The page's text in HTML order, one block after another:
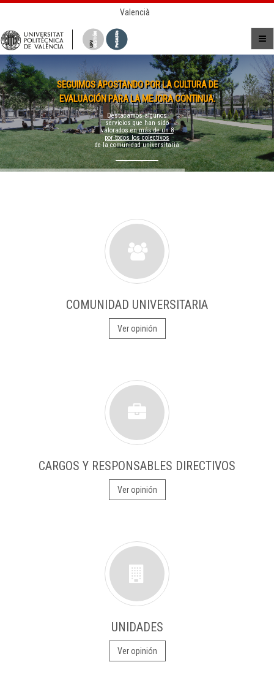
Valencià
SEGUIMOS APOSTANDO POR LA CULTURA DE
EVALUACIÓN PARA LA MEJORA CONTINUA.
Destacamos algunos
servicios que han sido
valorados enmás de un 8
por todos los colectivos
de la comunidad universitaria
COMUNIDAD UNIVERSITARIA
Ver opinión
CARGOS Y RESPONSABLES DIRECTIVOS
Ver opinión
UNIDADES
Ver opinión